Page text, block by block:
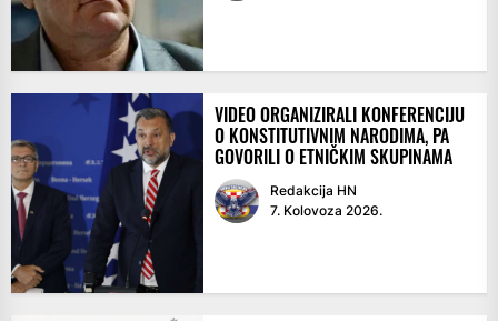
VIDEO ORGANIZIRALI KONFERENCIJU
O KONSTITUTIVNIM NARODIMA, PA
GOVORILI O ETNIČKIM SKUPINAMA
Redakcija HN
7. Kolovoza 2026.